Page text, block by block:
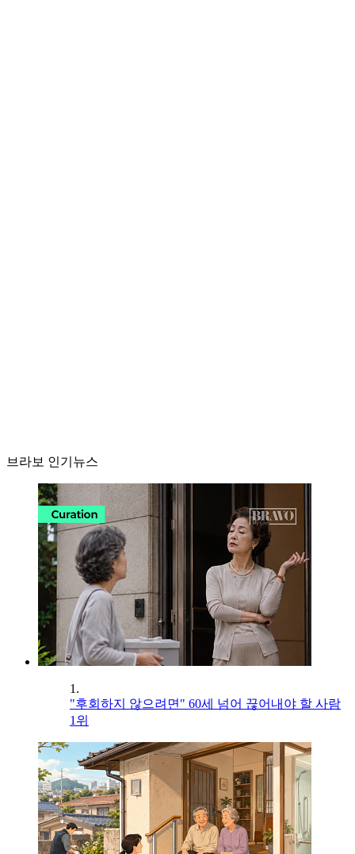
브라보 인기뉴스
1.
"후회하지 않으려면" 60세 넘어 끊어내야 할 사람
1위